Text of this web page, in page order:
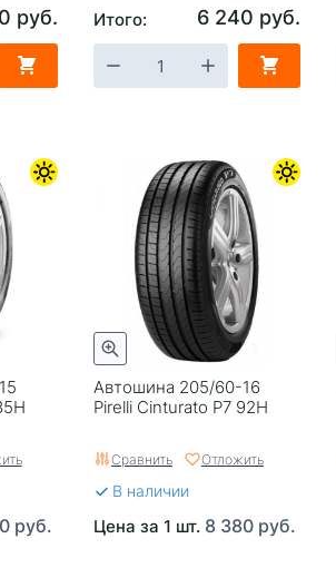
руб. Итого: 6 240 руб.
руб.
Автошина 205/60-16
Pirelli Cinturato P7 92H
Сравнить Отложить
В наличии
Цена за 1 шт. 8 380 руб.